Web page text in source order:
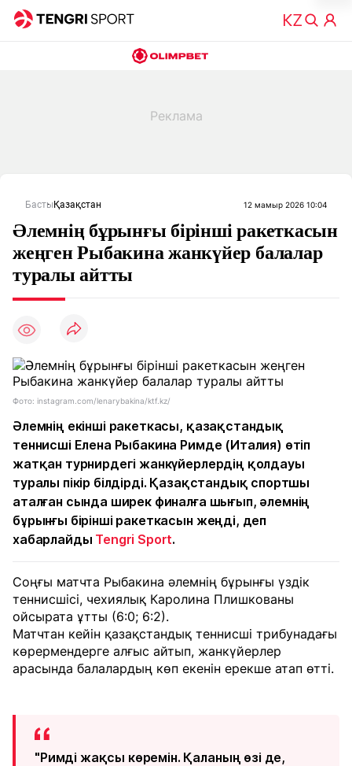
БастыҚазақстан 12 мамыр 2026 10:04
Әлемнің бұрынғы бірінші ракеткасын
жеңген Рыбакина жанкүйер балалар
туралы айтты
Фото: instagram.com/lenarybakina/ktf.kz/
Әлемнің екінші ракеткасы, қазақстандық
теннисші Елена Рыбакина Римде (Италия) өтіп
жатқан турнирдегі жанкүйерлердің қолдауы
туралы пікір білдірді. Қазақстандық спортшы
аталған сында ширек финалға шығып, әлемнің
бұрынғы бірінші ракеткасын жеңді, деп
хабарлайды Tengri Sport.
Соңғы матчта Рыбакина әлемнің бұрынғы үздік
теннисшісі, чехиялық Каролина Плишкованы
ойсырата ұтты (6:0; 6:2).
Матчтан кейін қазақстандық теннисші трибунадағы
көрермендерге алғыс айтып, жанкүйерлер
арасында балалардың көп екенін ерекше атап өтті.
"Римді жақсы көремін. Қаланың өзі де,